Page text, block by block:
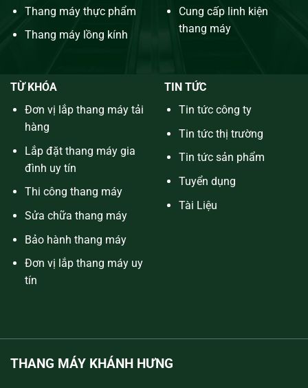
Thang máy thực phẩm
Thang máy lồng kính
Cung cấp linh kiện
thang máy
TỪ KHÓA
Đơn vị lắp thang máy tải
hàng
Lắp đặt thang máy gia
đình uy tín
Thi công thang máy
Sửa chữa thang máy
Bảo hành thang máy
Đơn vị lắp thang máy uy
tín
TIN TỨC
Tin tức công ty
Tin tức thị trường
Tin tức sản phẩm
Tuyển dụng
Tài Liệu
THANG MÁY KHÁNH HƯNG